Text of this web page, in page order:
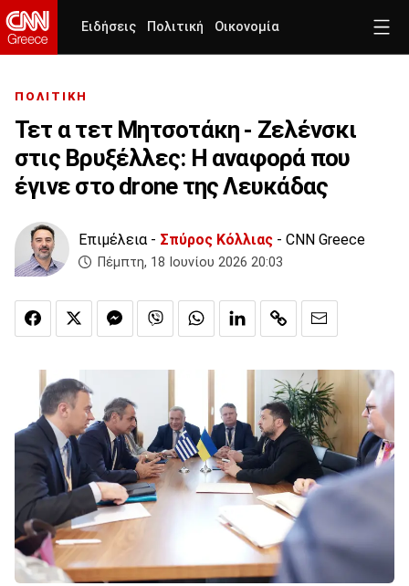
Ειδήσεις Πολιτική Οικονομία
ΠΟΛΙΤΙΚΗ
Τετ α τετ Μητσοτάκη - Ζελένσκι
στις Βρυξέλλες: Η αναφορά που
έγινε στο drone της Λευκάδας
Επιμέλεια - Σπύρος Κόλλιας - CNN Greece
Πέμπτη, 18 Ιουνίου 2026 20:03